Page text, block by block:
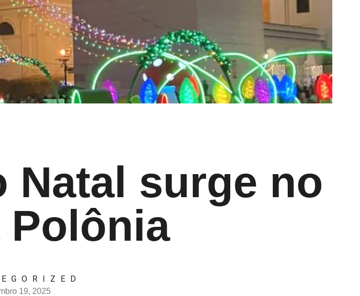
Natal surge no
Polônia
19, 2025